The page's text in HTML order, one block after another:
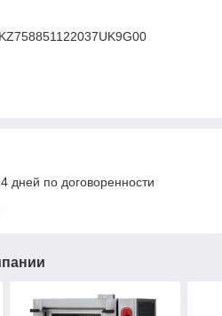
дней по договоренности